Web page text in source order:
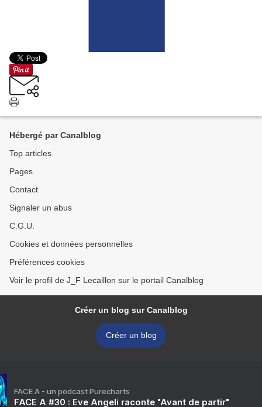
Hébergé par Canalblog
Top articles
Pages
Contact
Signaler un abus
C.G.U.
Cookies et données personnelles
Préférences cookies
Voir le profil de J_F Lecaillon sur le portail Canalblog
Créer un blog sur Canalblog
Créer un blog
FACE A - un podcast Purecharts
FACE A #30 : Eve Angeli raconte "Avant de partir"